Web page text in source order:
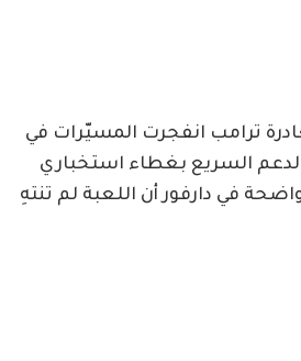
ترامب ‏انفجرت المسيّرات في
السريع بغطاء استخباري
في دارفور أن اللعبة لم تنتهِ